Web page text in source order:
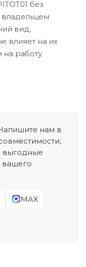
без
владельцем
вид,
влияет на их
на работу
нам в
выгодные
вашего
MAX